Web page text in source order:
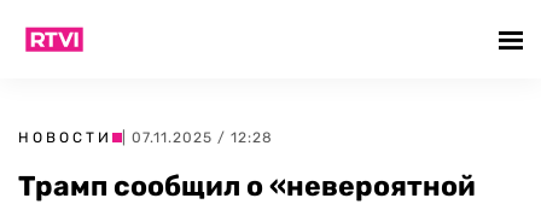
НОВОСТИ | 07.11.2025 / 12:28
Трамп сообщил о «невероятной